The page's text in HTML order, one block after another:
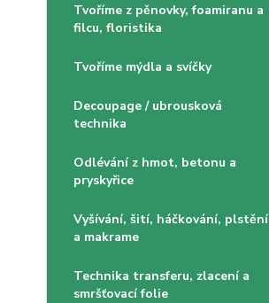
Tvoříme z pěnovky, foamiranu a
filcu, floristika
Tvoříme mýdla a svíčky
Decoupage / ubrousková
technika
Odlévání z hmot, betonu a
pryskyřice
Vyšívání, šití, háčkování, plstění
a makrame
Technika transferu, zlacení a
smršťovací folie